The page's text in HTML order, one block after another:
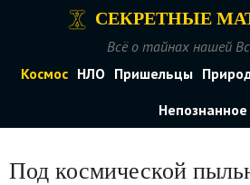
СЕКРЕТНЫЕ
Всё о тайнах нашей
Космос НЛО Пришельцы
Непознанное
Под космической